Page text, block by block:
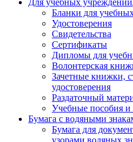
Бланки для
Удостоверения
Свидетельства
Сертификаты
Дипломы для
Волонтерская
Зачетные книжки,
удостоверения
Раздаточный
Учебные пособия и
Бумага с водяными
Бумага для
узорами водяных